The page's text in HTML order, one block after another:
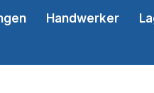
Handwerker